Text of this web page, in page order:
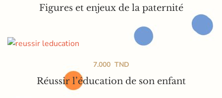
Figures et enjeux de la paternité
Réussir l’éducation de son enfant
7.000 TND